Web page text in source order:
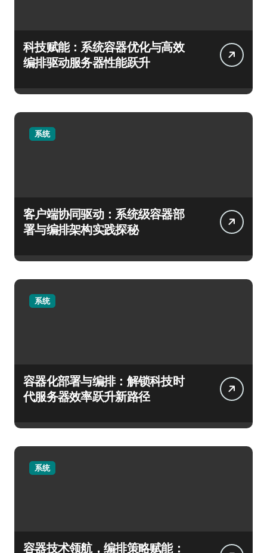
科技赋能：系统容器优化与高效
编排驱动服务器性能跃升
系统
客户端协同驱动：系统级容器部
署与编排架构实践探秘
系统
容器化部署与编排：解锁科技时
代服务器效率跃升新路径
系统
容器技术领航，编排策略赋能：